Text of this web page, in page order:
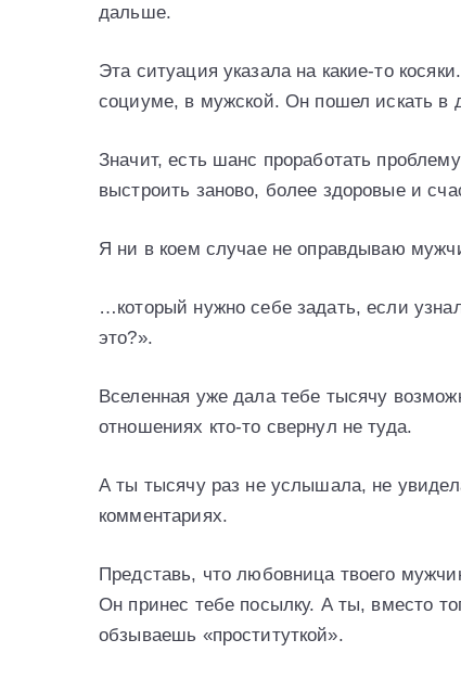
дальше.
Эта ситуация указала на какие-то
социуме, в мужской. Он пошел искать в
Значит, есть шанс проработать
выстроить заново, более здоровые и
Я ни в коем случае не оправдываю
…который нужно себе задать, если
это?».
Вселенная уже дала тебе тысячу
отношениях кто-то свернул не туда.
А ты тысячу раз не услышала, не
комментариях.
Представь, что любовница твоего
Он принес тебе посылку. А ты, вместо
обзываешь «проституткой».